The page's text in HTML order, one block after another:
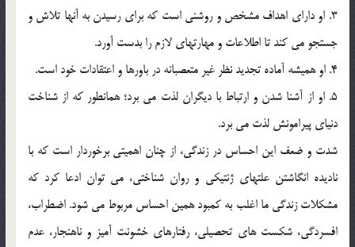
3. او داراي اهداف مشخص و روشني است كه براي رسيدن به آنها تلاش و
جستجو مي كند تا اطلاعات و مهارتهاي لازم را بدست آورد.
4. او هميشه آماده تجديد نظر غير متعصبانه در باورها و اعتقادات خود است.
5. او از آشنا شدن و ارتباط با ديگران لذت مي برد؛ همانطور كه از شناخت
دنياي پيرامونش لذت مي برد.
شدت و ضعف اين احساس در زندگي، از چنان اهميتي برخوردار است كه با
ناديده انگاشتن علتهاي ژنتيكي و روان شناختي، مي توان ادعا كرد كه
مشكلات زندگي ما اغلب به كمبود همين احساس مربوط مي شود. اضطراب،
افسردگي، شكست هاي تحصيلي، رفتارهاي خشونت آميز و ناهنجار، عدم